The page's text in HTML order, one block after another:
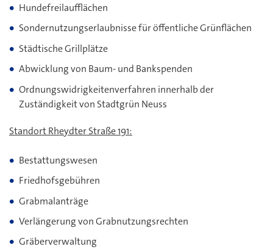
Hundefreilaufflächen
Sondernutzungserlaubnisse für öffentliche Grünflächen
Städtische Grillplätze
Abwicklung von Baum- und Bankspenden
Ordnungswidrigkeitenverfahren innerhalb der
Zuständigkeit von Stadtgrün Neuss
Standort Rheydter Straße 191:
Bestattungswesen
Friedhofsgebühren
Grabmalanträge
Verlängerung von Grabnutzungsrechten
Gräberverwaltung